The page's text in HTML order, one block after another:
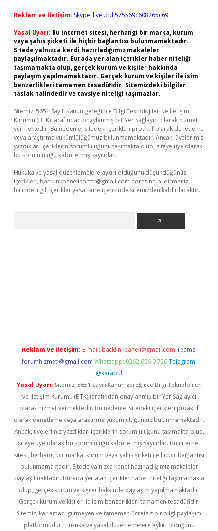
Reklam ve İletişim: Skype: live:.cid.575569c608265c69
Yasal Uyarı: Bu internet sitesi, herhangi bir marka, kurum
veya şahıs şirketi ile hiçbir bağlantısı bulunmamaktadır.
Sitede yalnızca kendi hazırladığımız makaleler
paylaşılmaktadır. Burada yer alan içerikler haber niteliği
taşımamakta olup, gerçek kurum ve kişiler hakkında
paylaşım yapılmamaktadır. Gerçek kurum ve kişiler ile isim
benzerlikleri tamamen tesadüfidir. Sitemizdeki bilgiler
taslak halindedir ve tavsiye niteliği taşımazlar.
Sitemiz, 5651 Sayılı Kanun gereğince Bilgi Teknolojileri ve İletişim
Kurumu (BTK) tarafından onaylanmış bir Yer Sağlayıcı olarak hizmet
vermektedir. Bu nedenle, sitedeki içerikleri proaktif olarak denetleme
veya araştırma yükümlülüğümüz bulunmamaktadır. Ancak, üyelerimiz
yazdıkları içeriklerin sorumluluğunu taşımakta olup, siteye üye olarak
bu sorumluluğu kabul etmiş sayılırlar.
Hukuka ve yasal düzenlemelere aykırı olduğunu düşündüğünüz
içerikleri, backlinkpanelicomtr@gmail.com adresine bildirmeniz
halinde, ilgili içerikler yasal süre içerisinde sitemizden kaldırılacaktır.
Reklam ve İletişim: E-mail: backlinkpaneli@gmail.com Teams:
forumhizmeti@gmail.com Whatsapp: 0262 606 0 726 Telegram:
@karabul
Yasal Uyarı: Sitemiz, 5651 Sayılı Kanun gereğince Bilgi Teknolojileri
ve İletişim Kurumu (BTK) tarafından onaylanmış bir Yer Sağlayıcı
olarak hizmet vermektedir. Bu nedenle, sitedeki içerikleri proaktif
olarak denetleme veya araştırma yükümlülüğümüz bulunmamaktadır.
Ancak, üyelerimiz yazdıkları içeriklerin sorumluluğunu taşımakta olup,
siteye üye olarak bu sorumluluğu kabul etmiş sayılırlar. Bu internet
sitesi, herhangi bir marka, kurum veya şahıs şirketi ile hiçbir bağlantısı
bulunmamaktadır. Sitede yalnızca kendi hazırladığımız makaleler
paylaşılmaktadır. Burada yer alan içerikler haber niteliği taşımamakta
olup, gerçek kurum ve kişiler hakkında paylaşım yapılmamaktadır.
Gerçek kurum ve kişiler ile isim benzerlikleri tamamen tesadüfidir.
Sitemiz, kar amacı gütmeyen ve tamamen ücretsiz bir bilgi paylaşım
platformudur. Hukuka ve yasal düzenlemelere aykırı olduğunu